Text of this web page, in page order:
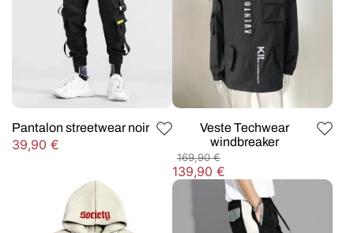
Pantalon streetwear noir
Prix
39,90 €
Veste Techwear
windbreaker
Prix
habituel
169,90 €
Prix
soldé
139,90 €